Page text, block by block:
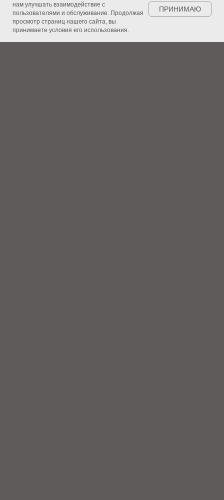
нам улучшать взаимодействие с
пользователями и обслуживание. Продолжая
просмотр страниц нашего сайта, вы
принимаете условия его использования.
ПРИНИМАЮ